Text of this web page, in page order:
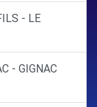
- LE
- GIGNAC